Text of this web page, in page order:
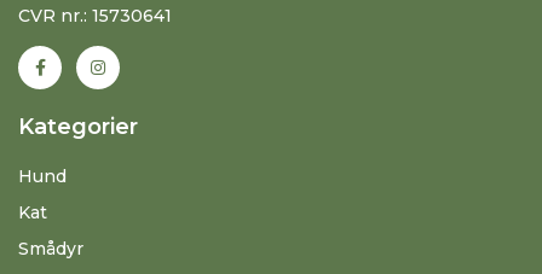
CVR nr.: 15730641
Kategorier
Hund
Kat
Smådyr